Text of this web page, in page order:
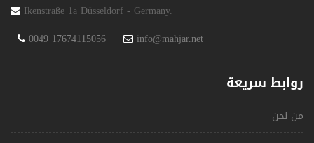
Ikenstraße 1a Düsseldorf - Germany.
0049 17674115056
info@mahjar.net
روابط سريعة
من نحن